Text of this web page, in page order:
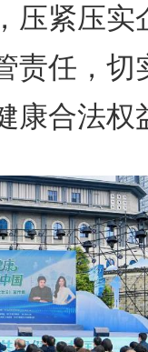
压紧压实
责任，切
康合法权